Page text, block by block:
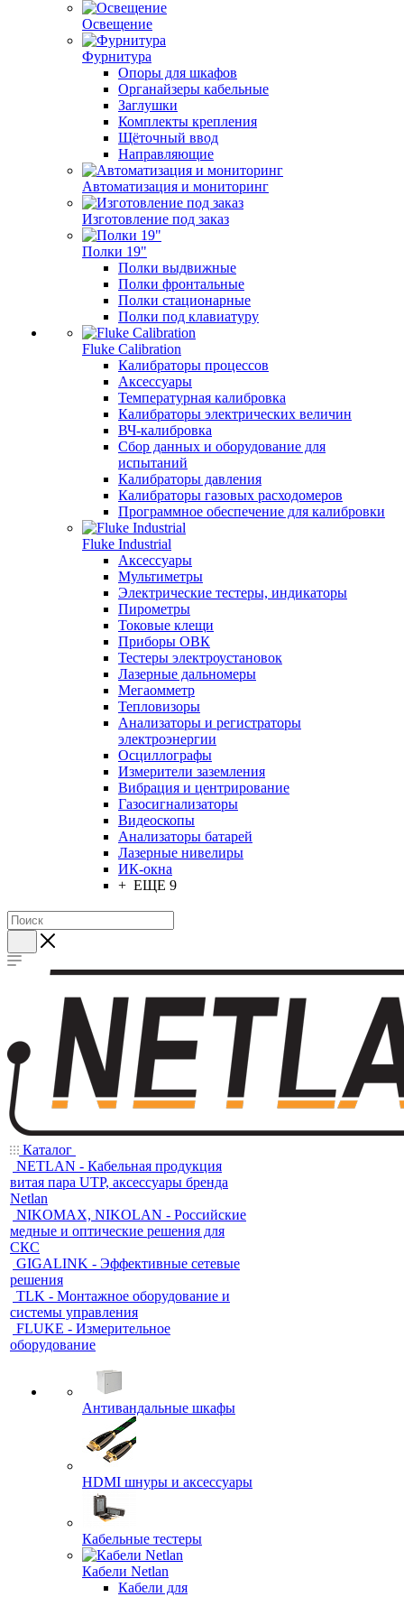
Освещение
Фурнитура
Опоры для шкафов
Органайзеры кабельные
Заглушки
Комплекты крепления
Щёточный ввод
Направляющие
Автоматизация и мониторинг
Изготовление под заказ
Полки 19"
Полки выдвижные
Полки фронтальные
Полки стационарные
Полки под клавиатуру
Fluke Calibration
Калибраторы процессов
Аксессуары
Температурная калибровка
Калибраторы электрических величин
ВЧ-калибровка
Сбор данных и оборудование для
испытаний
Калибраторы давления
Калибраторы газовых расходомеров
Программное обеспечение для калибровки
Fluke Industrial
Аксессуары
Мультиметры
Электрические тестеры, индикаторы
Пирометры
Токовые клещи
Приборы ОВК
Тестеры электроустановок
Лазерные дальномеры
Мегаомметр
Тепловизоры
Анализаторы и регистраторы
электроэнергии
Осциллографы
Измерители заземления
Вибрация и центрирование
Газосигнализаторы
Видеоскопы
Анализаторы батарей
Лазерные нивелиры
ИК-окна
+ ЕЩЕ 9
Каталог
NETLAN - Кабельная продукция
витая пара UTP, аксессуары бренда
Netlan
NIKOMAX, NIKOLAN - Российские
медные и оптические решения для
СКС
GIGALINK - Эффективные сетевые
решения
TLK - Монтажное оборудование и
системы управления
FLUKE - Измерительное
оборудование
Антивандальные шкафы
HDMI шнуры и аксессуары
Кабельные тестеры
Кабели Netlan
Кабели для